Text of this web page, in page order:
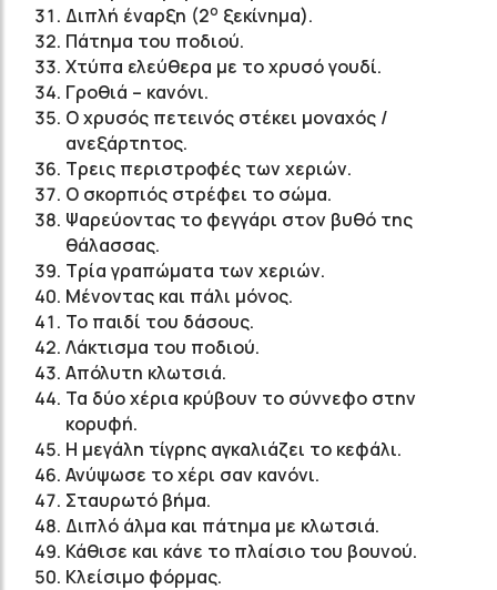
Διπλή έναρξη (2ο ξεκίνημα).
Πάτημα του ποδιού.
Χτύπα ελεύθερα με το χρυσό γουδί.
Γροθιά – κανόνι.
Ο χρυσός πετεινός στέκει μοναχός /
ανεξάρτητος.
Τρεις περιστροφές των χεριών.
Ο σκορπιός στρέφει το σώμα.
Ψαρεύοντας το φεγγάρι στον βυθό της
θάλασσας.
Τρία γραπώματα των χεριών.
Μένοντας και πάλι μόνος.
Το παιδί του δάσους.
Λάκτισμα του ποδιού.
Απόλυτη κλωτσιά.
Τα δύο χέρια κρύβουν το σύννεφο στην
κορυφή.
Η μεγάλη τίγρης αγκαλιάζει το κεφάλι.
Ανύψωσε το χέρι σαν κανόνι.
Σταυρωτό βήμα.
Διπλό άλμα και πάτημα με κλωτσιά.
Κάθισε και κάνε το πλαίσιο του βουνού.
Κλείσιμο φόρμας.